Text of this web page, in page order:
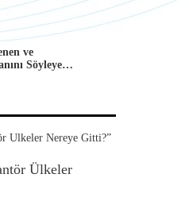
ve
Söyleye…
Ülkeler